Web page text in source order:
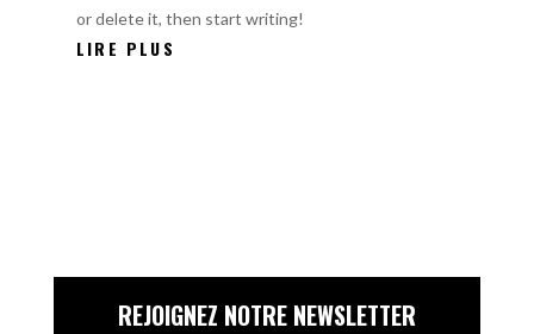
or delete it, then start writing!
LIRE PLUS
REJOIGNEZ NOTRE NEWSLETTER